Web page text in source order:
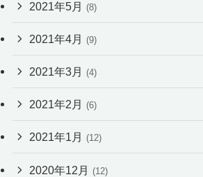
2021年5月 (8)
2021年4月 (9)
2021年3月 (4)
2021年2月 (6)
2021年1月 (12)
2020年12月 (12)